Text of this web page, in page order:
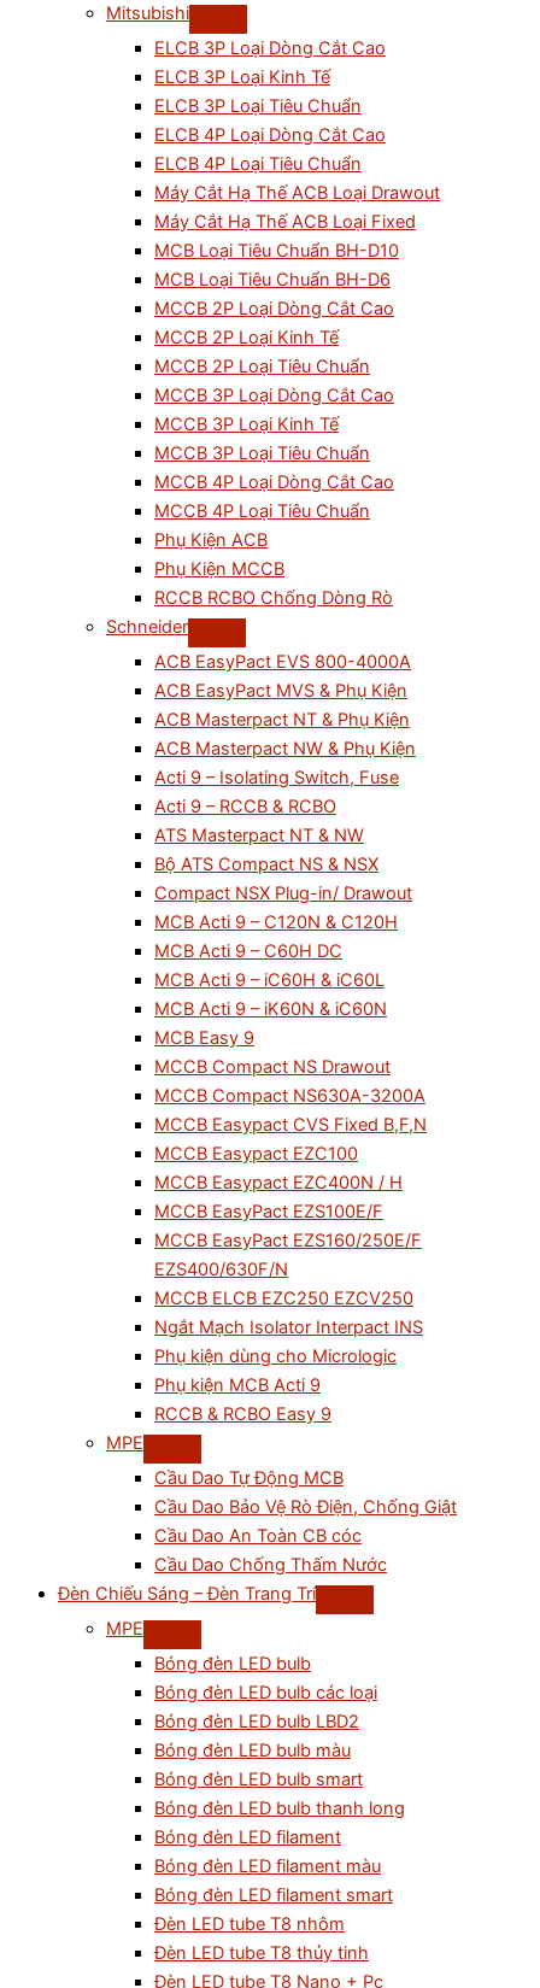
Mitsubishi
ELCB 3P Loại Dòng Cắt Cao
ELCB 3P Loại Kinh Tế
ELCB 3P Loại Tiêu Chuẩn
ELCB 4P Loại Dòng Cắt Cao
ELCB 4P Loại Tiêu Chuẩn
Máy Cắt Hạ Thế ACB Loại Drawout
Máy Cắt Hạ Thế ACB Loại Fixed
MCB Loại Tiêu Chuẩn BH-D10
MCB Loại Tiêu Chuẩn BH-D6
MCCB 2P Loại Dòng Cắt Cao
MCCB 2P Loại Kinh Tế
MCCB 2P Loại Tiêu Chuẩn
MCCB 3P Loại Dòng Cắt Cao
MCCB 3P Loại Kinh Tế
MCCB 3P Loại Tiêu Chuẩn
MCCB 4P Loại Dòng Cắt Cao
MCCB 4P Loại Tiêu Chuẩn
Phụ Kiện ACB
Phụ Kiện MCCB
RCCB RCBO Chống Dòng Rò
Schneider
ACB EasyPact EVS 800-4000A
ACB EasyPact MVS & Phụ Kiện
ACB Masterpact NT & Phụ Kiện
ACB Masterpact NW & Phụ Kiện
Acti 9 – Isolating Switch, Fuse
Acti 9 – RCCB & RCBO
ATS Masterpact NT & NW
Bộ ATS Compact NS & NSX
Compact NSX Plug-in/ Drawout
MCB Acti 9 – C120N & C120H
MCB Acti 9 – C60H DC
MCB Acti 9 – iC60H & iC60L
MCB Acti 9 – iK60N & iC60N
MCB Easy 9
MCCB Compact NS Drawout
MCCB Compact NS630A-3200A
MCCB Easypact CVS Fixed B,F,N
MCCB Easypact EZC100
MCCB Easypact EZC400N / H
MCCB EasyPact EZS100E/F
MCCB EasyPact EZS160/250E/F
EZS400/630F/N
MCCB ELCB EZC250 EZCV250
Ngắt Mạch Isolator Interpact INS
Phụ kiện dùng cho Micrologic
Phụ kiện MCB Acti 9
RCCB & RCBO Easy 9
MPE
Cầu Dao Tự Động MCB
Cầu Dao Bảo Vệ Rò Điện, Chống Giật
Cầu Dao An Toàn CB cóc
Cầu Dao Chống Thấm Nước
Đèn Chiếu Sáng – Đèn Trang Trí
MPE
Bóng đèn LED bulb
Bóng đèn LED bulb các loại
Bóng đèn LED bulb LBD2
Bóng đèn LED bulb màu
Bóng đèn LED bulb smart
Bóng đèn LED bulb thanh long
Bóng đèn LED filament
Bóng đèn LED filament màu
Bóng đèn LED filament smart
Đèn LED tube T8 nhôm
Đèn LED tube T8 thủy tinh
Đèn LED tube T8 Nano + Pc